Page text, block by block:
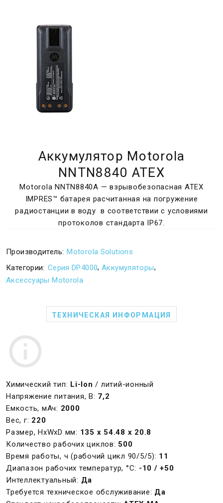
Аккумулятор Motorola
NNTN8840 ATEX
Motorola NNTN8840A — взрывобезопасная ATEX
IMPRES™ батарея расчитанная на погружение
радиостанции в воду в соответствии с условиями
протоколов стандарта IP67.
Производитель: Motorola Solutions
Категории: Серия DP4000, Аккумуляторы,
Аксессуары Motorola
ТЕХНИЧЕСКАЯ ИНФОРМАЦИЯ
Химический тип: Li-Ion / литий-ионный
Напряжение питания, В: 7,2
Емкость, мАч: 2000
Вес, г: 220
Размер, HxWxD мм: 135 x 54.48 x 20.8
Количество рабочих циклов: 500
Время работы, ч (рабочий цикл 90/5/5): 11
Диапазон рабочих температур, °С: -10 / +50
Интеллектуальный: Да
Требуется техническое обслуживание: Да